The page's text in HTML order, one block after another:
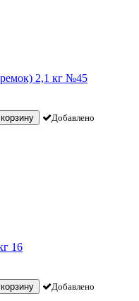
2,1 кг №45
Добавлено
16
Добавлено